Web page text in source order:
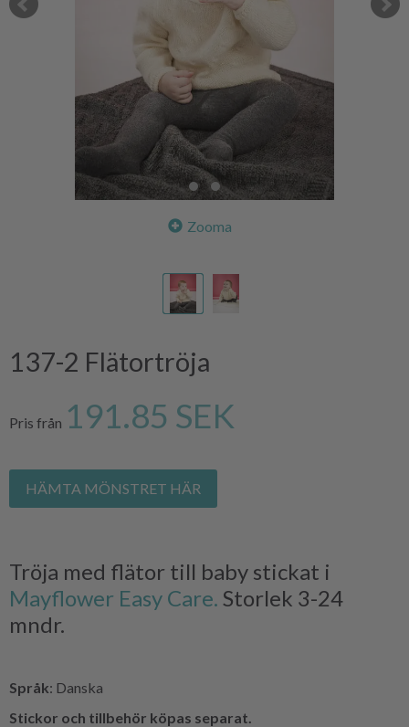
Zooma
137-2 Flätortröja
Pris från 191.85 SEK
HÄMTA MÖNSTRET HÄR
Tröja med flätor till baby stickat i
Mayflower Easy Care. Storlek 3-24
mndr.
Språk: Danska
Stickor och tillbehör köpas separat.